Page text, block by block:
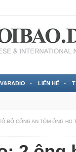
LIÊN HỆ
BỘ CÔNG AN TÓM ÔNG HỌ